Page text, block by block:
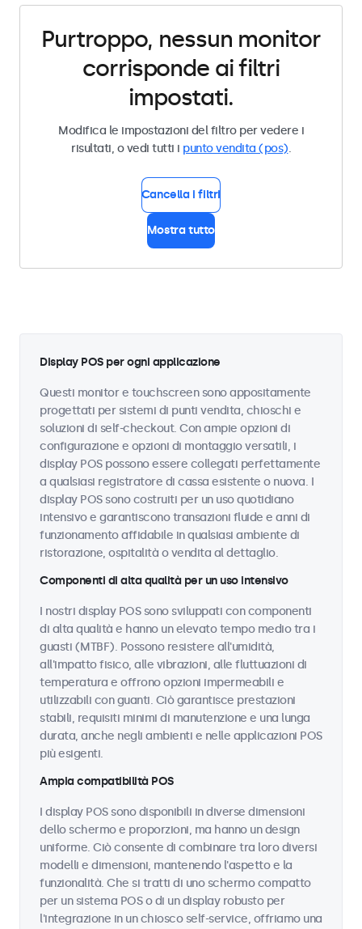
Purtroppo, nessun monitor
corrisponde ai filtri
impostati.
Modifica le impostazioni del filtro per vedere i
risultati, o vedi tutti i punto vendita (pos).
Cancella i filtri
Mostra tutto
Display POS per ogni applicazione
Questi monitor e touchscreen sono appositamente
progettati per sistemi di punti vendita, chioschi e
soluzioni di self-checkout. Con ampie opzioni di
configurazione e opzioni di montaggio versatili, i
display POS possono essere collegati perfettamente
a qualsiasi registratore di cassa esistente o nuova. I
display POS sono costruiti per un uso quotidiano
intensivo e garantiscono transazioni fluide e anni di
funzionamento affidabile in qualsiasi ambiente di
ristorazione, ospitalità o vendita al dettaglio.
Componenti di alta qualità per un uso intensivo
I nostri display POS sono sviluppati con componenti
di alta qualità e hanno un elevato tempo medio tra i
guasti (MTBF). Possono resistere all'umidità,
all'impatto fisico, alle vibrazioni, alle fluttuazioni di
temperatura e offrono opzioni impermeabili e
utilizzabili con guanti. Ciò garantisce prestazioni
stabili, requisiti minimi di manutenzione e una lunga
durata, anche negli ambienti e nelle applicazioni POS
più esigenti.
Ampia compatibilità POS
I display POS sono disponibili in diverse dimensioni
dello schermo e proporzioni, ma hanno un design
uniforme. Ciò consente di combinare tra loro diversi
modelli e dimensioni, mantenendo l'aspetto e la
funzionalità. Che si tratti di uno schermo compatto
per un sistema POS o di un display robusto per
l'integrazione in un chiosco self-service, offriamo una